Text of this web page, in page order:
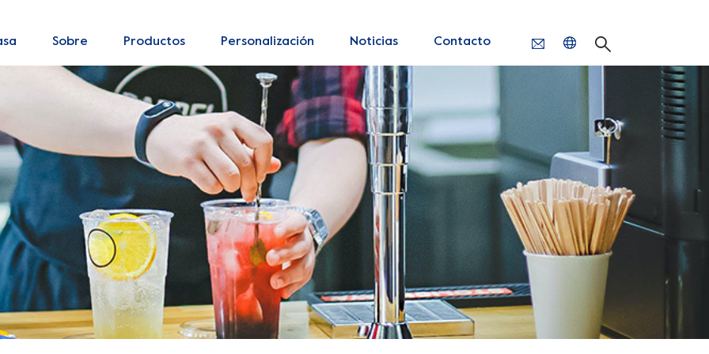
Sobre Productos Personalización Noticias Contacto